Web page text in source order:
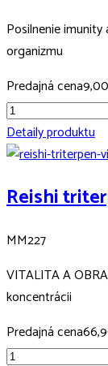
Posilnenie
organizmu
Predajná cena
Detaily produktu
Reishi
MM227
VITALITA A
koncentrácii
Predajná cena